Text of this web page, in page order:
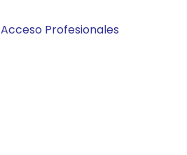
Acceso Profesionales